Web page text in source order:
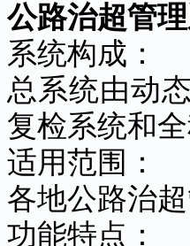
公路治超管
系统构成：
总系统由动
复检系统和
适用范围：
各地公路治
功能特点：